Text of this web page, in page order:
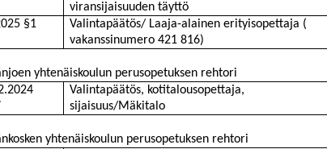
viransijaisuuden täyttö
§1
Valintapäätös/ Laaja-alainen erityisopettaja (
vakanssinumero 421 816)
yhtenäiskoulun perusopetuksen rehtori
Valintapäätös, kotitalousopettaja,
sijaisuus/Mäkitalo
yhtenäiskoulun perusopetuksen rehtori